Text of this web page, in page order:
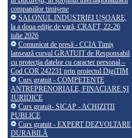
companiilor timișene
SALONUL INDUSTRIEI UȘOARE,
la a doua ediție de vară, CRAFT, 22-26
iulie 2026
Comunicat de presă - CCIA Timiș
lansează cursul GRATUIT de Responsabil
cu protecția datelor cu caracter personal –
Cod COR 242231 prin proiectul DigiTIM
Curs gratuit - COMPETENŢE
ANTREPRENORIALE, FINACIARE ŞI
JURIDICE
Curs gratuit- SICAP - ACHIZIŢII
PUBLICE
Curs gratuit - EXPERT DEZVOLTARE
DURABILĂ